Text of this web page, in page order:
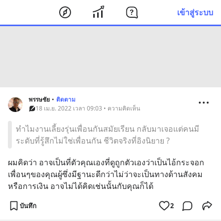
เข้าสู่ระบบ
พรรษชัย • ติดตาม
18 เม.ย. 2022 เวลา 09:03 • ความคิดเห็น
ทำไมงานเลี้ยงรุ่นเพื่อนกันสมัยเรียน กลับมาเจอแต่คนมี
ระดับที่รู้สึกไม่ใช่เพื่อนกัน ชีวิตจริงที่อิงนิยาย ?
ผมคิดว่า อาจเป็นที่ตัวคุณเองที่ดูถูกตัวเองว่าเป็นไอ้กระจอก
เพื่อนๆของคุณผู้ซึ่งมีฐานะดีกว่าไม่ว่าจะเป็นทางด้านสังคม
หรือการเงิน อาจไม่ได้คิดเช่นนั้นกับคุณก็ได้
บันทึก 2